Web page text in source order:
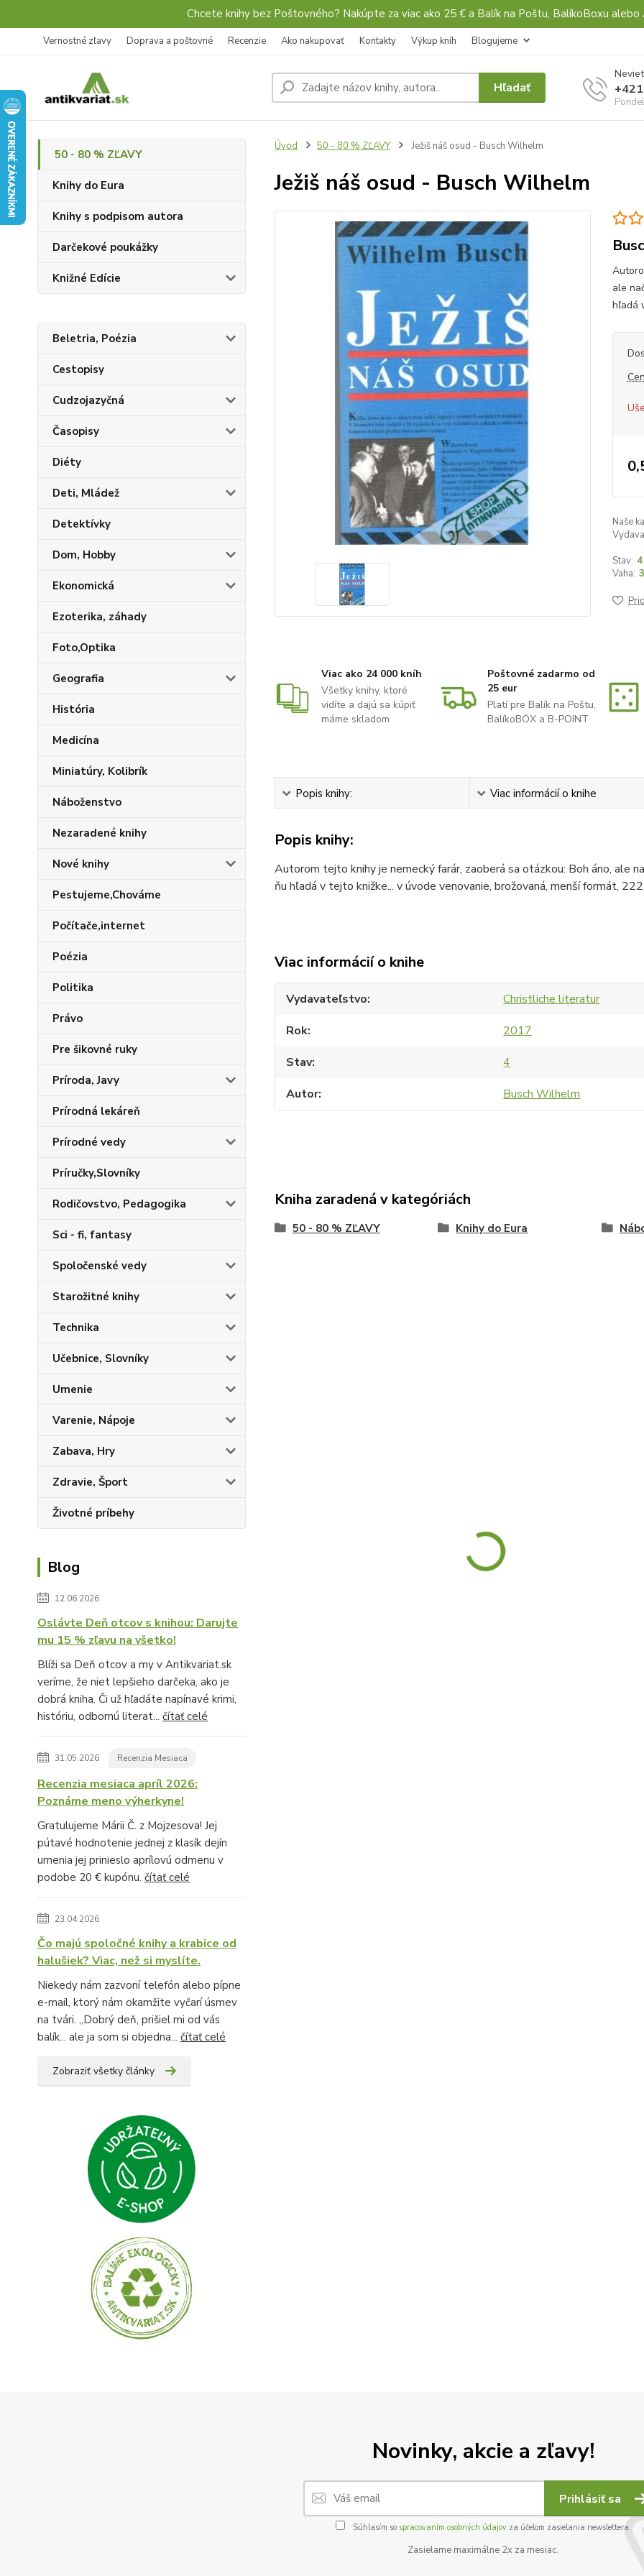
Chcete knihy bez Poštovného? Nakúpte za viac ako 25 € a Balík na Poštu, BalíkoBoxu
Vernostné zľavy Doprava a poštovné Recenzie Ako nakupovať Kontakty Výkup kníh Blogujeme
Hľadať
50 - 80 % ZĽAVY
Knihy do Eura
Knihy s podpisom autora
Darčekové poukážky
Knižné Edície
Beletria, Poézia
Cestopisy
Cudzojazyčná
Časopisy
Diéty
Deti, Mládež
Detektívky
Dom, Hobby
Ekonomická
Ezoterika, záhady
Foto,Optika
Geografia
História
Medicína
Miniatúry, Kolibrík
Náboženstvo
Nezaradené knihy
Nové knihy
Pestujeme,Chováme
Počítače,internet
Poézia
Politika
Právo
Pre šikovné ruky
Príroda, Javy
Prírodná lekáreň
Prírodné vedy
Príručky,Slovníky
Rodičovstvo, Pedagogika
Sci - fi, fantasy
Spoločenské vedy
Starožitné knihy
Technika
Učebnice, Slovníky
Umenie
Varenie, Nápoje
Zabava, Hry
Zdravie, Šport
Životné príbehy
Blog
12.06.2026
Oslávte Deň otcov s knihou: Darujte
mu 15 % zľavu na všetko!
Blíži sa Deň otcov a my v Antikvariat.sk
veríme, že niet lepšieho darčeka, ako je
dobrá kniha. Či už hľadáte napínavé krimi,
históriu, odbornú literat... čítať celé
31.05.2026 Recenzia Mesiaca
Recenzia mesiaca apríl 2026:
Poznáme meno výherkyne!
Gratulujeme Márii Č. z Mojzesova! Jej
pútavé hodnotenie jednej z klasík dejín
umenia jej prinieslo aprílovú odmenu v
podobe 20 € kupónu. čítať celé
23.04.2026
Čo majú spoločné knihy a krabice od
halušiek? Viac, než si myslíte.
Niekedy nám zazvoní telefón alebo pípne
e-mail, ktorý nám okamžite vyčarí úsmev
na tvári. „Dobrý deň, prišiel mi od vás
balík... ale ja som si objedna... čítať celé
Zobraziť všetky články
Úvod 50 - 80 % ZĽAVY Ježiš náš osud - Busch Wilhelm
Ježiš náš osud - Busch Wilhelm
ale
hľadá
Naše
Stav: 4
Vaha:
Viac ako 24 000 kníh
Všetky knihy, ktoré
vidíte a dajú sa kúpiť
máme skladom
Poštovné zadarmo od
25 eur
Platí pre Balík na Poštu,
BalíkoBOX a B-POINT
Popis knihy: Viac informácií o knihe
Popis knihy:
Autorom tejto knihy je nemecký farár, zaoberá sa otázkou: Boh áno, ale
ňu hľadá v tejto knižke... v úvode venovanie, brožovaná, menší formát,
Viac informácií o knihe
Vydavateľstvo
Christliche literatur
Rok
2017
Stav
4
Autor
Busch Wilhelm
Kniha zaradená v kategóriách
50 - 80 % ZĽAVY Knihy do Eura
Novinky, akcie a zľavy!
Prihlásiť sa
Súhlasím so spracovaním osobných údajovza účelom zasielania newslettera.
Zasielame maximálne 2x za mesiac.